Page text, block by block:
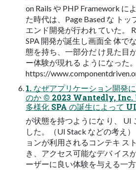
on Rails や PHP Framework に
た時代は、Page Based な トッ
エンド開発が行われ ていた。
SPA 開発が誕生し画面全 体で
態を持ち、一部分だ け見た目
ー体験が現れる ようになった。
https://
1. なぜアプリケーション開発
のか © 2023 Wantedly, Inc.
多様化 SPA の誕生によって UI
が状態を持つようにな り、 UI
した。（UI Stack などの考え
ョンが利用されるコンテキ ス
き、アクセス可能なデバ イス
ーザーに良い体験を与える一